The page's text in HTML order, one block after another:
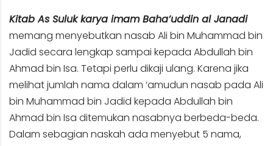
Kitab As Suluk karya imam Baha’uddin al Janadi
memang menyebutkan nasab Ali bin Muhammad bin
Jadid secara lengkap sampai kepada Abdullah bin
Ahmad bin Isa. Tetapi perlu dikaji ulang. Karena jika
melihat jumlah nama dalam ‘amudun nasab pada Ali
bin Muhammad bin Jadid kepada Abdullah bin
Ahmad bin Isa ditemukan nasabnya berbeda-beda.
Dalam sebagian naskah ada menyebut 5 nama,